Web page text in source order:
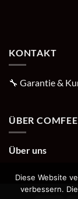
KONTAKT
🔧 Garantie &
ÜBER COMFEE
Über uns
Diese Website
verbessern.